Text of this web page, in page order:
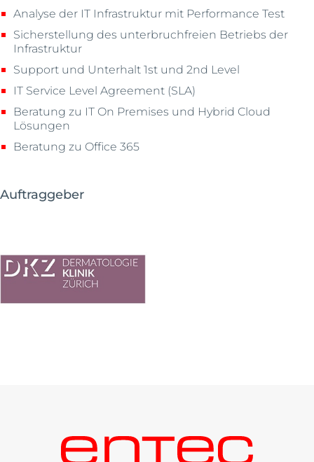
Analyse der IT Infrastruktur mit Performance Test
Sicherstellung des unterbruchfreien Betriebs der
Infrastruktur
Support und Unterhalt 1st und 2nd Level
IT Service Level Agreement (SLA)
Beratung zu IT On Premises und Hybrid Cloud
Lösungen
Beratung zu Office 365
Auftraggeber